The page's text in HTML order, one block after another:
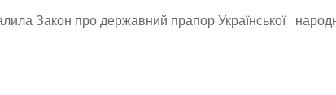
Закон про державний прапор Української